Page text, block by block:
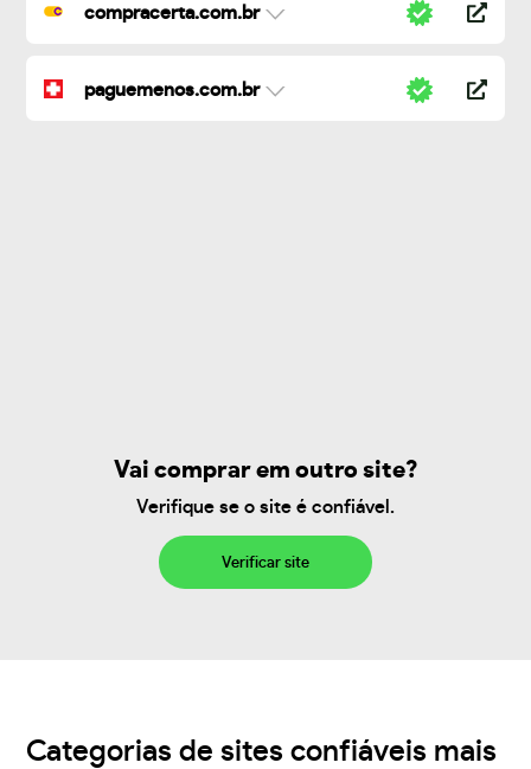
compracerta.com.br
paguemenos.com.br
Vai comprar em outro site?
Verifique se o site é confiável.
Verificar site
Categorias de sites confiáveis mais